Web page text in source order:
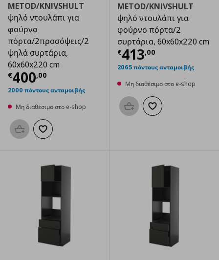
METOD/KNIVSHULT
ψηλό ντουλάπι για
φούρνο
πόρτα/2προσόψεις/2
ψηλά συρτάρια,
60x60x220 cm
€400,00
Τρέχουσα τιμή € 400,00
2000 πόντους ανταμοιβής
Μη διαθέσιμο στο e-shop
Προσθήκη στο καλάθι
Προσθήκη στα αγαπημένα
METOD/KNIVSHULT
ψηλό ντουλάπι για
φούρνο πόρτα/2
συρτάρια, 60x60x220 cm
€413,00
Τρέχουσα
2065 πόντους ανταμοιβής
Μη διαθέσιμο στο e-shop
Προσθήκη στο καλάθι
Προσθήκη στα